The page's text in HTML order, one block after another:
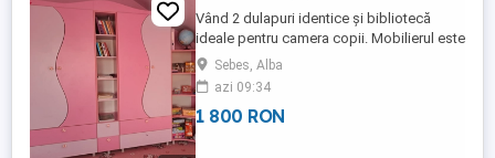
Vând 2 dulapuri identice și bibliotecă
ideale pentru camera copii. Mobilierul este
într-o stare impecabilă.
Sebes, Alba
azi 09:34
1 800 RON